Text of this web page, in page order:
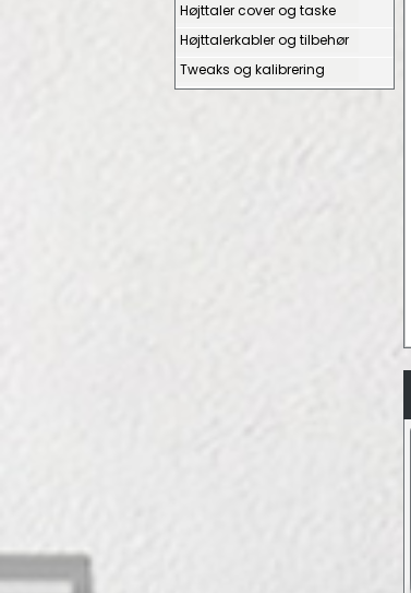
Højttaler cover og taske
Højttalerkabler og tilbehør
Tweaks og kalibrering